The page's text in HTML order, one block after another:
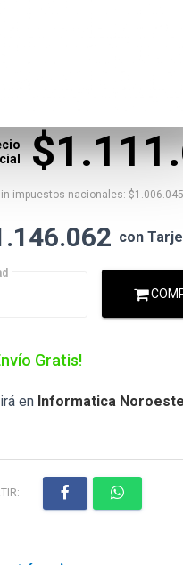
impuestos nacionales: $1.006.045
con
Gratis!
en Informatica